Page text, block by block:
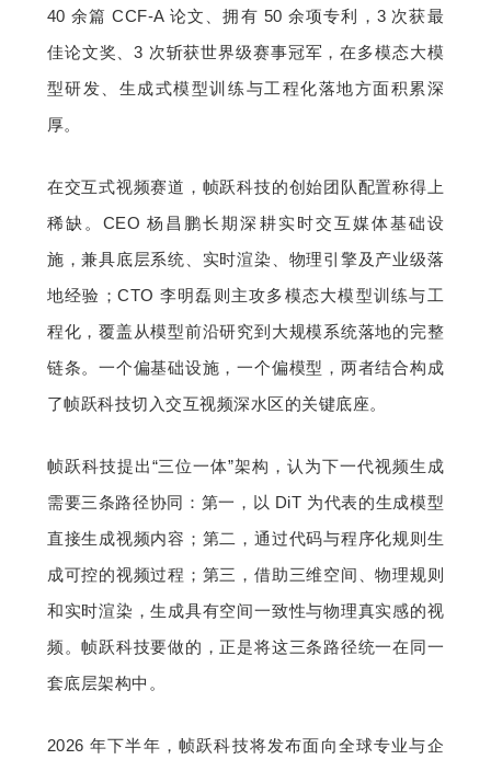
40 余篇 CCF-A 论文、拥有 50 余项专利，3 次获最
佳论文奖、3 次斩获世界级赛事冠军，在多模态大模
型研发、生成式模型训练与工程化落地方面积累深
厚。
在交互式视频赛道，帧跃科技的创始团队配置称得上
稀缺。CEO 杨昌鹏长期深耕实时交互媒体基础设
施，兼具底层系统、实时渲染、物理引擎及产业级落
地经验；CTO 李明磊则主攻多模态大模型训练与工
程化，覆盖从模型前沿研究到大规模系统落地的完整
链条。一个偏基础设施，一个偏模型，两者结合构成
了帧跃科技切入交互视频深水区的关键底座。
帧跃科技提出“三位一体”架构，认为下一代视频生成
需要三条路径协同：第一，以 DiT 为代表的生成模型
直接生成视频内容；第二，通过代码与程序化规则生
成可控的视频过程；第三，借助三维空间、物理规则
和实时渲染，生成具有空间一致性与物理真实感的视
频。帧跃科技要做的，正是将这三条路径统一在同一
套底层架构中。
2026 年下半年，帧跃科技将发布面向全球专业与企